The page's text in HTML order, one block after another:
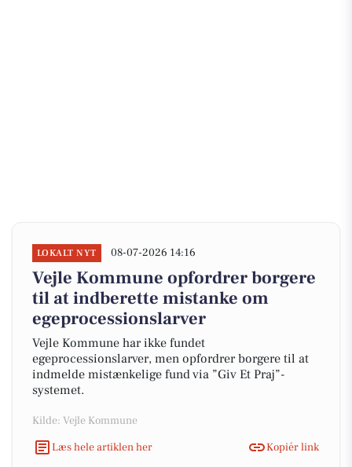
LOKALT NYT 08-07-2026 14:16
Vejle Kommune opfordrer borgere
til at indberette mistanke om
egeprocessionslarver
Vejle Kommune har ikke fundet
egeprocessionslarver, men opfordrer borgere til at
indmelde mistænkelige fund via ”Giv Et Praj”-
systemet.
Kilde: Vejle Kommune
Læs hele artiklen her
Kopiér link